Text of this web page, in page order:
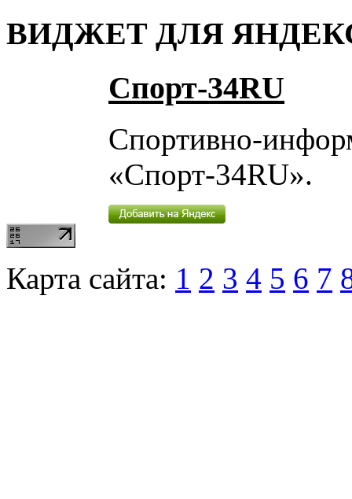
ВИДЖЕТ ДЛЯ
Спорт-34RU
Спортивно-
«Спорт-34RU».
Карта сайта: 1 2 3 4 5 6 7